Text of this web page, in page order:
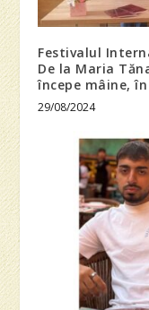
Festivalul
De la Maria
începe mâine,
29/08/2024